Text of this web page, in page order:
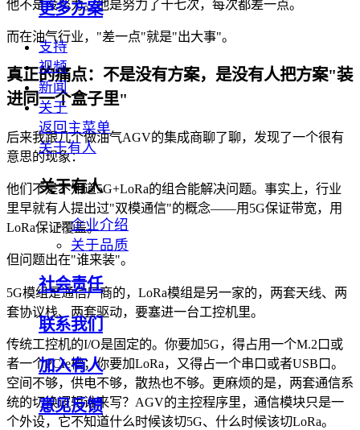
更多方案
支持
视频
新闻
关于
返回主菜单
关于有人
关于有人
企业介绍
关于品质
社会责任
联系我们
加入有人
意见反馈
他不是没努力。他是努力了十七次，每次都差一点。
而在油气行业，"差一点"就是"出大事"。
真正的痛点：不是没有方案，是没有人把方案"装
进同一个盒子里"
后来我跟几个做油气AGV的集成商聊了聊，发现了一个很有
意思的现象：
他们不是不知道5G+LoRa的组合能解决问题。事实上，行业
里早就有人提出过"双模通信"的概念——用5G保证带宽，用
LoRa保证覆盖。
但问题出在"谁来装"。
5G模组是通信厂商的，LoRa模组是另一家的，两套天线、两
套协议栈、两套驱动，要塞进一台工控机里。
传统工控机的I/O是固定的。你要加5G，得占用一个M.2口或
者一个PCIe槽；你要加LoRa，又得占一个串口或者USB口。
空间不够，供电不够，散热也不够。更麻烦的是，两套通信系
统的切换逻辑谁来写？AGV的主控程序里，通信模块只是一
个外设，它不知道什么时候该切5G、什么时候该切LoRa。